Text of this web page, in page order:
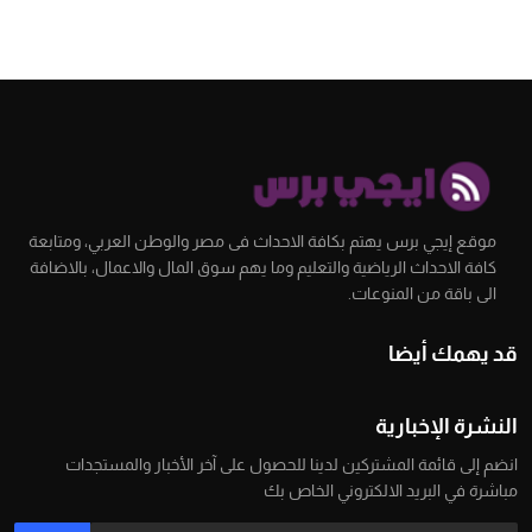
موقع إيجي برس يهتم بكافة الاحداث فى مصر والوطن العربي، ومتابعة
كافة الاحداث الرياضية والتعليم وما يهم سوق المال والاعمال، بالاضافة
الى باقة من المنوعات.
قد يهمك أيضا
النشرة الإخبارية
انضم إلى قائمة المشتركين لدينا للحصول على آخر الأخبار والمستجدات
مباشرة في البريد الالكتروني الخاص بك